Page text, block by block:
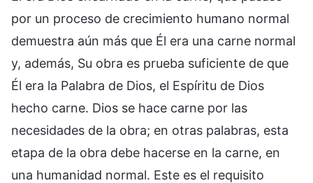
por un proceso de crecimiento humano normal
demuestra aún más que Él era una carne normal
y, además, Su obra es prueba suficiente de que
Él era la Palabra de Dios, el Espíritu de Dios
hecho carne. Dios se hace carne por las
necesidades de la obra; en otras palabras, esta
etapa de la obra debe hacerse en la carne, en
una humanidad normal. Este es el requisito